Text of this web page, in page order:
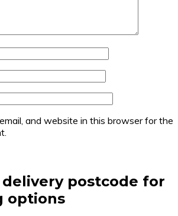
and website in this browser for the
postcode for
options